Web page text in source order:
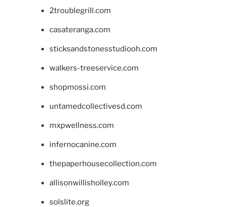
2troublegrill.com
casateranga.com
sticksandstonesstudiooh.com
walkers-treeservice.com
shopmossi.com
untamedcollectivesd.com
mxpwellness.com
infernocanine.com
thepaperhousecollection.com
allisonwillisholley.com
solslite.org